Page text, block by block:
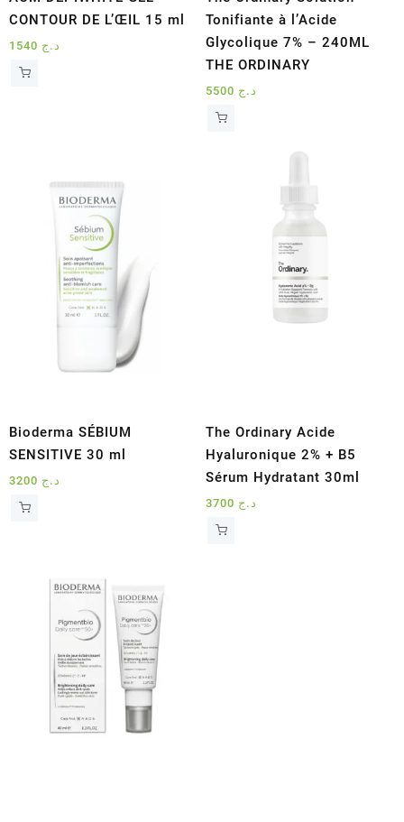
CONTOUR DE L’ŒIL 15 ml
د.ج
Tonifiante à l’Acide
Glycolique 7% – 240ML
THE ORDINARY
د.ج
Bioderma SÉBIUM
SENSITIVE 30 ml
د.ج
The Ordinary Acide
Hyaluronique 2% + B5
Sérum Hydratant 30ml
د.ج